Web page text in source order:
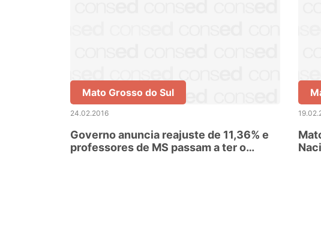
Mato Grosso do Sul
24.02.2016
Governo anuncia reajuste de 11,36% e
professores de MS passam a ter o